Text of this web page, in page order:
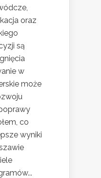
oraz
są
w
może
co
wyniki